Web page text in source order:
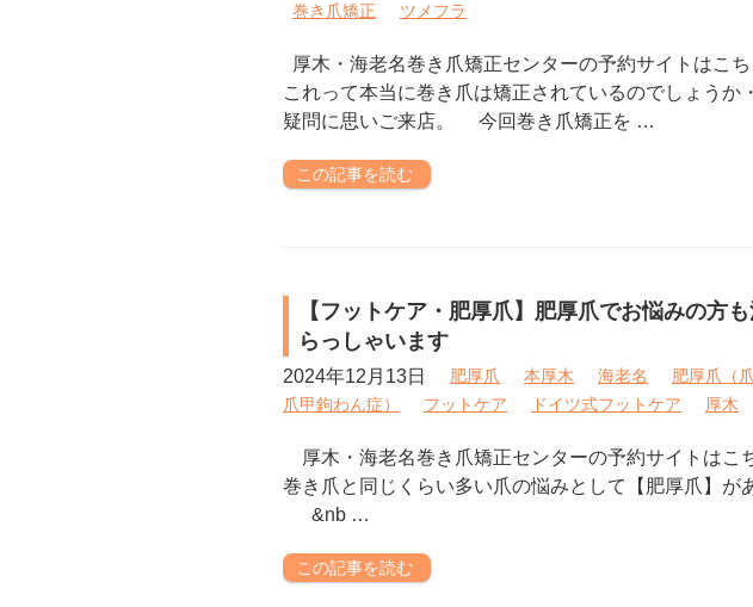
巻き爪矯正
ツメフラ
厚木・海老名巻き爪矯正センターの予約サイトはこ
これって本当に巻き爪は矯正されているのでしょうか
疑問に思いご来店。 今回巻き爪矯正を …
この記事を読む
【フットケア・肥厚爪】肥厚爪でお悩みの方
らっしゃいます
2024年12月13日 肥厚爪 本厚木 海老名
肥厚爪（
爪甲鉤わん症）
フットケア ドイツ式フットケア 厚木
厚木・海老名巻き爪矯正センターの予約サイトはこ
巻き爪と同じくらい多い爪の悩みとして【肥厚爪】が
&nb …
この記事を読む